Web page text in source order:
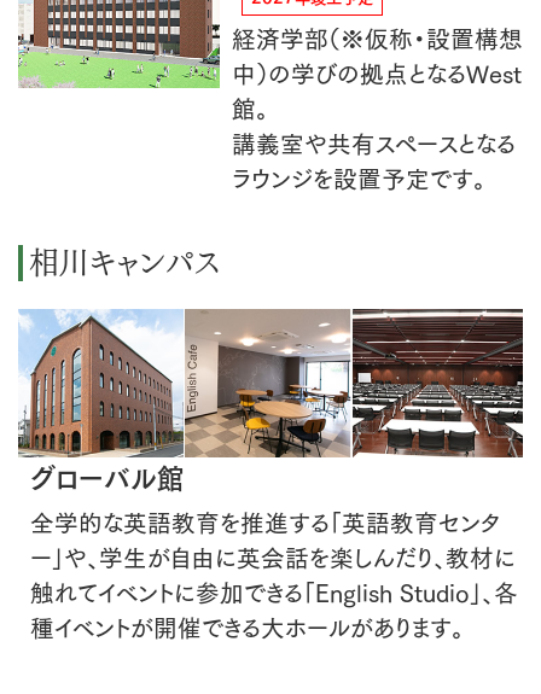
経済学部（※仮称・設置構想
中）の学びの拠点となるWest
館。
講義室や共有スペースとなる
ラウンジを設置予定です。
相川キャンパス
グローバル館
全学的な英語教育を推進する「英語教育センタ
ー」や、学生が自由に英会話を楽しんだり、教材に
触れてイベントに参加できる「English Studio」、各
種イベントが開催できる大ホールがあります。